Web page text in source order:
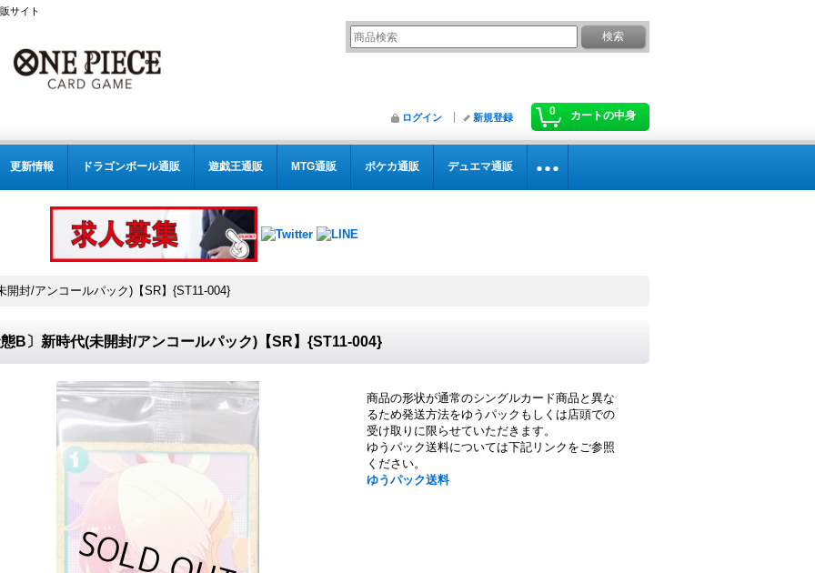
サイト
0 カートの中身
ログイン 新規登録
更新情報 ドラゴンボール通販 遊戯王通販 MTG通販 ポケカ通販 デュエマ通販
開封/アンコールパック)【SR】{ST11-004}
B〕新時代(未開封/アンコールパック)【SR】{ST11-004}
商品の形状が通常のシングルカード商品と異な
るため発送方法をゆうパックもしくは店頭での
受け取りに限らせていただきます。
ゆうパック送料については下記リンクをご参照
ください。
ゆうパック送料